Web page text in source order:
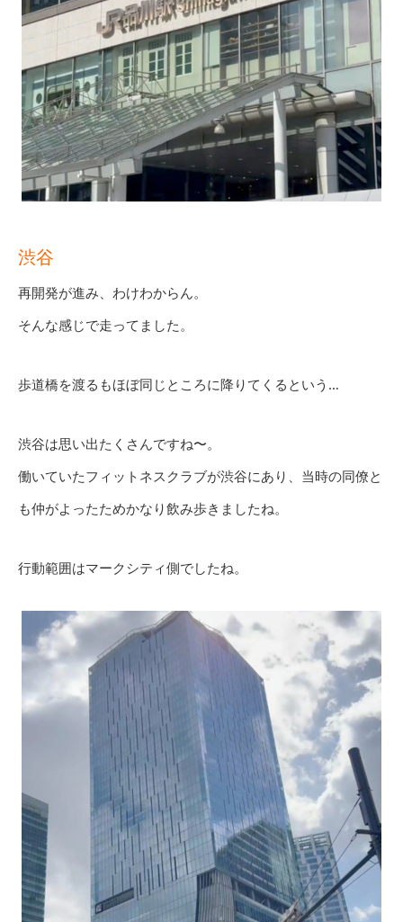
渋谷
再開発が進み、わけわからん。
そんな感じで走ってました。
歩道橋を渡るもほぼ同じところに降りてくるという…
渋谷は思い出たくさんですね〜。
働いていたフィットネスクラブが渋谷にあり、当時の同僚と
も仲がよったためかなり飲み歩きましたね。
行動範囲はマークシティ側でしたね。